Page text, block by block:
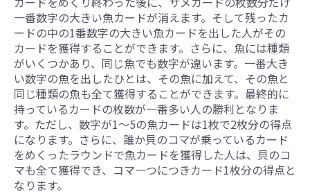
一番数字の大きい魚カードが消えます。そして残ったカ
ードの中の1番数字の大きい魚カードを出した人がその
カードを獲得することができます。さらに、魚には種類
がいくつかあり、同じ魚でも数字が違います。一番大き
い数字の魚を出したひとは、その魚に加えて、その魚と
同じ種類の魚も全て獲得することができます。最終的に
持っているカードの枚数が一番多い人の勝利となりま
す。ただし、数字が1〜5の魚カードは1枚で2枚分の得点
になります。さらに、誰か貝のコマが乗っているカード
をめくったラウンドで魚カードを獲得した人は、貝のコ
マも全て獲得でき、コマ一つにつきカード1枚分の得点と
なります。